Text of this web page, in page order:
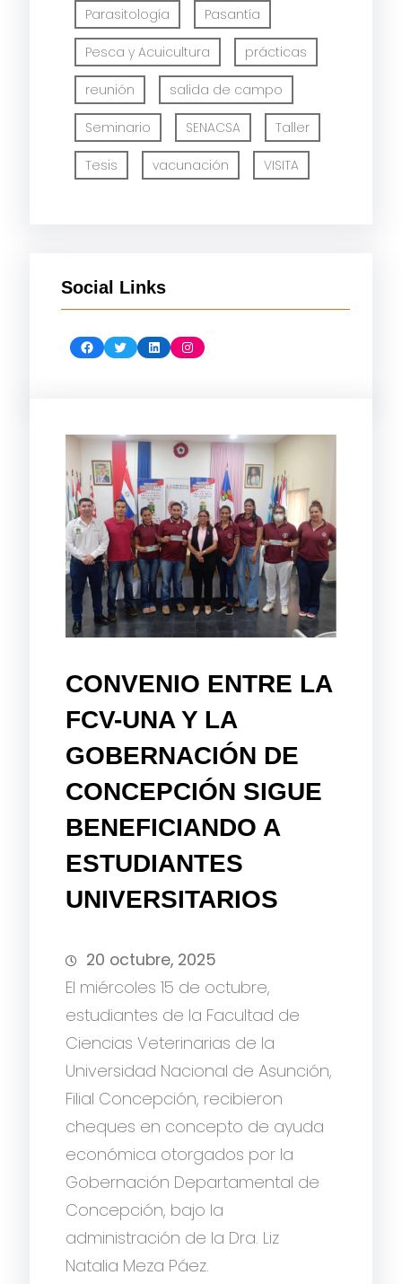
Parasitología Pasantía
Pesca y Acuicultura prácticas
reunión salida de campo
Seminario SENACSA Taller
Tesis vacunación VISITA
Social Links
Facebook Twitter LinkedIn Instagram
CONVENIO ENTRE LA
FCV-UNA Y LA
GOBERNACIÓN DE
CONCEPCIÓN SIGUE
BENEFICIANDO A
ESTUDIANTES
UNIVERSITARIOS
20 octubre, 2025
El miércoles 15 de octubre,
estudiantes de la Facultad de
Ciencias Veterinarias de la
Universidad Nacional de Asunción,
Filial Concepción, recibieron
cheques en concepto de ayuda
económica otorgados por la
Gobernación Departamental de
Concepción, bajo la
administración de la Dra. Liz
Natalia Meza Páez.